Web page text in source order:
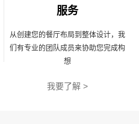
服务
从创建您的餐厅布局到整体设计，我
们有专业的团队成员来协助您完成构
想
我要了解 >